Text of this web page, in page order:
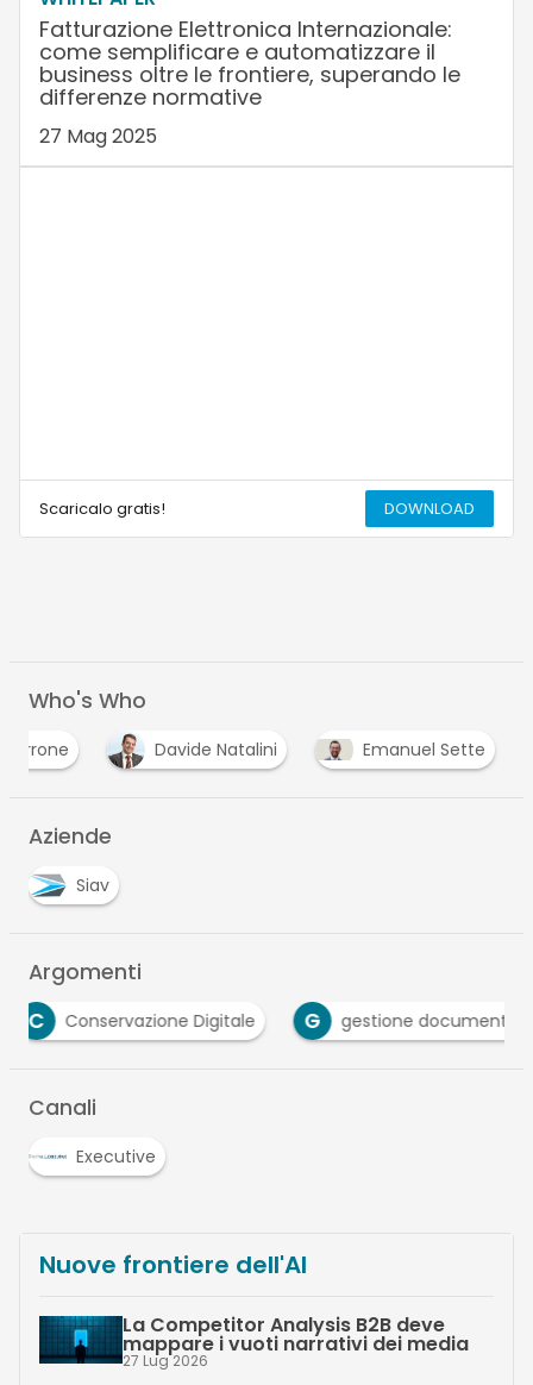
Fatturazione Elettronica Internazionale:
come semplificare e automatizzare il
business oltre le frontiere, superando le
differenze normative
27 Mag 2025
Scaricalo gratis! DOWNLOAD
Who's Who
Davide Natalini Emanuel Sette
Aziende
Siav
Argomenti
Conservazione Digitale G gestione documentale
Canali
Executive
Nuove frontiere dell'AI
La Competitor Analysis B2B deve
mappare i vuoti narrativi dei media
27 Lug 2026